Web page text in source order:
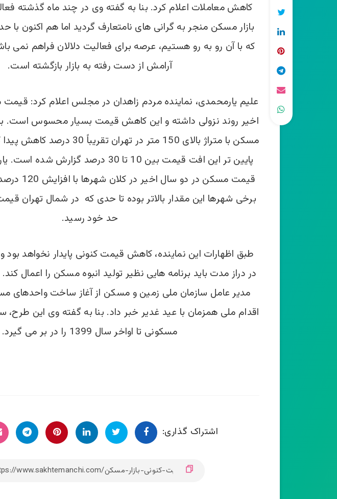
کاهش معاملات اعلام کرد. بنا به گفته وی در چند ماه گذشته
بازار مسکن منجر به گرانی های نامتعارف گردید اما هم اکنون با
که با آن رو به رو هستیم، عرصه برای فعالیت دلالان فراهم نمی
آرامش از دست رفته به بازار بازگشته است.
علیم یارمحمدی، نماینده مردم زاهدان در مجلس اعلام کرد:
اخیر روند نزولی داشته و این کاهش قیمت بسیار محسوس است.
مسکن با متراژ بالای 150 متر در تهران
پایین تر این افت قیمت بین 10 تا 30 درصد
قیمت مسکن
برخی شهرها این مقدار بالاتر بوده تا حدی که در شمال تهران
حد خود رسید.
طبق اظهارات این نماینده، کاهش قیمت کنونی پایدار نخواهد بود
در دراز مدت باید برنامه هایی نظیر تولید انبوه مسکن را اعمال
مدیر عامل سازمان ملی زمین و مسکن از آغاز ساخت واحدهای
مسکونی تا اواخر سال 1399 را در بر می گیرد.
اشتراک گذاری: